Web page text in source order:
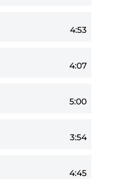
4:53
4:07
5:00
3:54
4:45